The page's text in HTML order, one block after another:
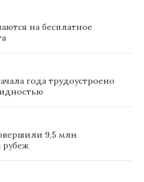
на бесплатное
года трудоустроено
9,5 млн
рубеж